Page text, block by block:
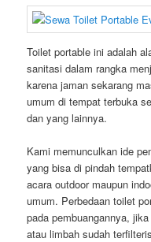
Toilet portable ini adalah
sanitasi dalam rangka
karena jaman sekarang
umum di tempat terbuka
dan yang lainnya.
Kami memunculkan ide
yang bisa di pindah
acara outdoor maupun
umum. Perbedaan toilet
pada pembuangannya,
atau limbah sudah